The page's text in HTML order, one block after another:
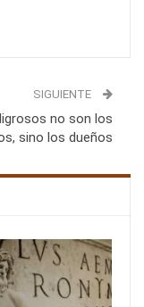
SIGUIENTE
no son los
sino los dueños